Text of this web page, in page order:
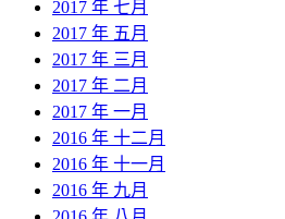
2017 年 七月
2017 年 五月
2017 年 三月
2017 年 二月
2017 年 一月
2016 年 十二月
2016 年 十一月
2016 年 九月